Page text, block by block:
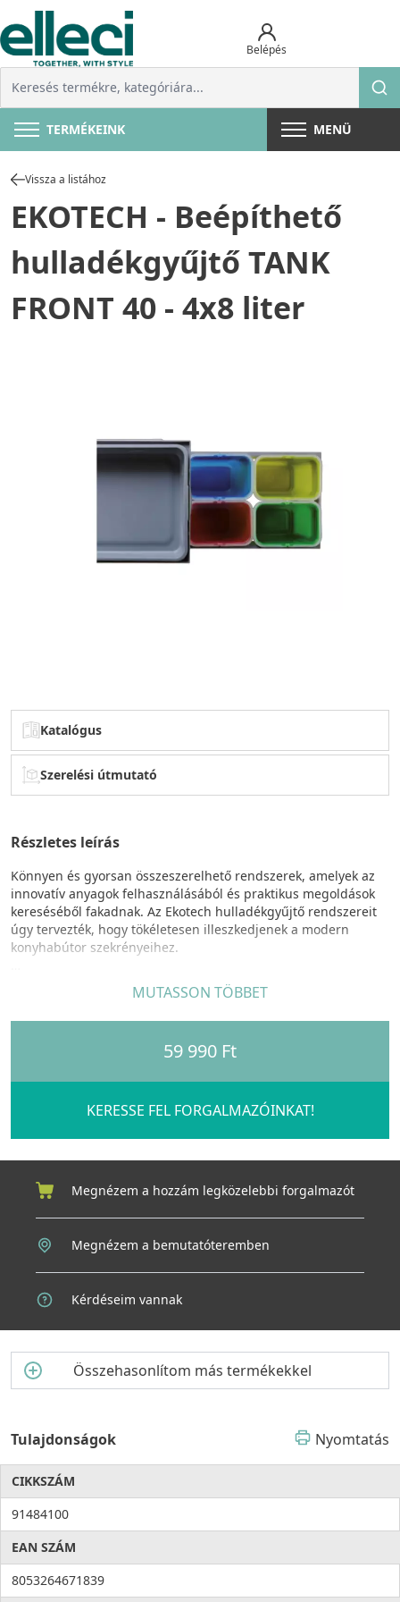
Belépés
TERMÉKEINK MENÜ
Vissza a listához
EKOTECH - Beépíthető
hulladékgyűjtő TANK
FRONT 40 - 4x8 liter
Katalógus
Szerelési útmutató
Részletes leírás
Könnyen és gyorsan összeszerelhető rendszerek, amelyek az
innovatív anyagok felhasználásából és praktikus megoldások
kereséséből fakadnak. Az Ekotech hulladékgyűjtő rendszereit
úgy tervezték, hogy tökéletesen illeszkedjenek a modern
konyhabútor szekrényeihez.
TANK FRONT 40 család egyedi tulajdonságok:
Ajtófrontra szerelhető, teljesen kihúzható rendszer, szelektív
teljesen kihúzható rendszer, 30 kg-ig terhelhető horganyzott
mosható szemetes vödrök és fedelek,stabilitása szemetes
vödröket tartó keretmegoldásnak köszönhetően, vasból készült
festett első tartó keret,
telepítés
MUTASSON TÖBBET
59 990 Ft
KERESSE FEL FORGALMAZÓINKAT!
Megnézem a hozzám legközelebbi forgalmazót
Megnézem a bemutatóteremben
Kérdéseim vannak
Összehasonlítom más termékekkel
Tulajdonságok Nyomtatás
CIKKSZÁM
91484100
EAN SZÁM
8053264671839